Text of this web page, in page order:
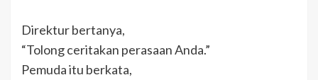
Direktur bertanya,
“Tolong ceritakan perasaan Anda.”
Pemuda itu berkata,